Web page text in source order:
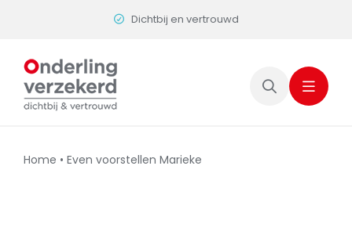
Dichtbij en vertrouwd
Home • Even voorstellen Marieke